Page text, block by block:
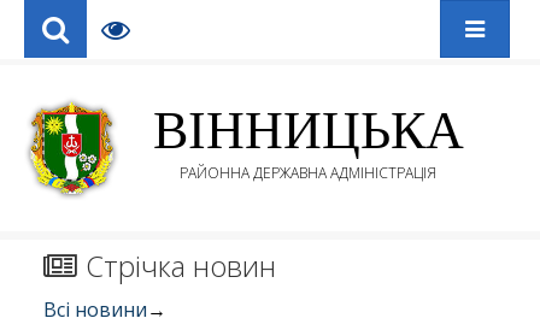
ВІННИЦЬКА
РАЙОННА ДЕРЖАВНА АДМІНІСТРАЦІЯ
Стрічка новин
Всі новини→